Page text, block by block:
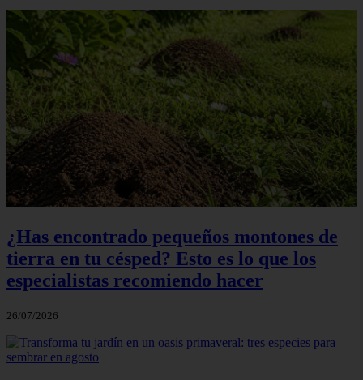
¿Has encontrado pequeños montones de
tierra en tu césped? Esto es lo que los
especialistas recomiendo hacer
26/07/2026